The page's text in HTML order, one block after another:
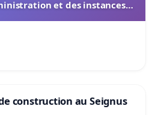
et des instances
construction au Seignus